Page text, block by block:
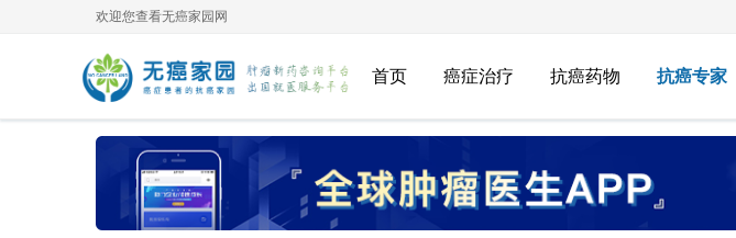
欢迎您查看无癌家园网
首页 癌症治疗 抗癌药物 抗癌专家